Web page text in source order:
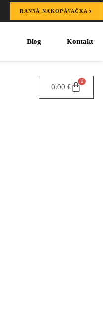
RANNÁ NAKOPÁVAČKA
Blog Kontakt
0.00€
0